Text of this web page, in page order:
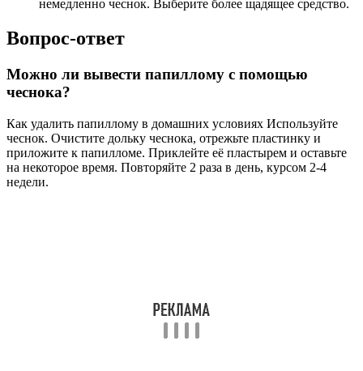
немедленно чеснок. Выберите более щадящее средство.
Вопрос-ответ
Можно ли вывести папиллому с помощью
чеснока?
Как удалить папиллому в домашних условиях Используйте
чеснок. Очистите дольку чеснока, отрежьте пластинку и
приложите к папилломе. Приклейте её пластырем и оставьте
на некоторое время. Повторяйте 2 раза в день, курсом 2-4
недели.